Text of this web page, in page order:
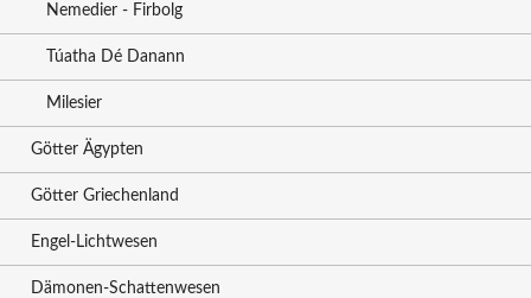
Nemedier - Firbolg
Túatha Dé Danann
Milesier
Götter Ägypten
Götter Griechenland
Engel-Lichtwesen
Dämonen-Schattenwesen